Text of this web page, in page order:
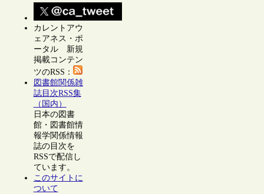
カレントアウ
ェアネス・ポ
ータル 新規
掲載コンテン
ツのRSS：
図書館関係雑
誌目次RSS集
（国内）
日本の図書
館・図書館情
報学関係情報
誌の目次を
RSSで配信し
ています。
このサイトに
ついて